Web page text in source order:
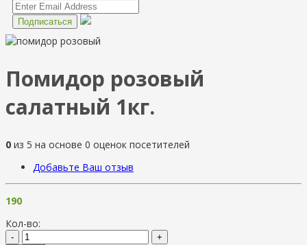
Помидор розовый
салатный 1кг.
0 из 5 на основе 0 оценок посетителей
Добавьте Ваш отзыв
190
Кол-во:
-
+